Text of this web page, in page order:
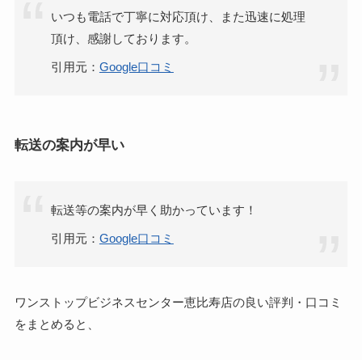
いつも電話で丁寧に対応頂け、また迅速に処理
頂け、感謝しております。
引用元： Google口コミ
転送の案内が早い
転送等の案内が早く助かっています！
引用元： Google口コミ
ワンストップビジネスセンター恵比寿店の良い評判・口コミ
をまとめると、